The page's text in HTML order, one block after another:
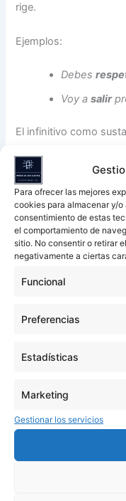
Para ofrecer las mejores
cookies para almacenar y/
consentimiento de estas
el comportamiento de
sitio. No consentir o retirar
negativamente a ciertas
Funcional
Preferencias
Estadísticas
Marketing
Gestionar los servicios
rige.
Ejemplos:
Debes
Voy asalir
El infinitivo como
En este caso, el
llevar artículo delante.
Ejemplos:
Elcomer
Este uso es
Primariao en cursos
de las palabras dentro
¿Cómo se trabaja el
El concepto del
a lo largo de los